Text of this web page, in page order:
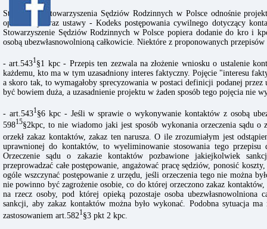
Stanowisko Stowarzyszenia Sędziów Rodzinnych w Polsce odnośnie
opiekuńczy oraz ustawy - Kodeks postępowania cywilnego dotyczący
Stowarzyszenie Sędziów Rodzinnych w Polsce popiera dodanie do kro i
osobą ubezwłasnowolnioną całkowicie. Niektóre z proponowanych
- art.5431§1 kpc - Przepis ten zezwala na złożenie wniosku o ustalenie
każdemu, kto ma w tym uzasadniony interes faktyczny. Pojęcie "interesu
a skoro tak, to wymagałoby sprecyzowania w postaci definicji podanej przez
być bowiem duża, a uzasadnienie projektu w żaden sposób tego pojęcia nie
- art.5431§6 kpc - Jeśli w sprawie o wykonywanie kontaktów z osobą
59815§2kpc, to nie wiadomo jaki jest sposób wykonania orzeczenia sądu
orzekł zakaz kontaktów, zakaz ten narusza. O ile zrozumiałym jest
uprawnionej do kontaktów, to wyeliminowanie stosowania tego
Orzeczenie sądu o zakazie kontaktów pozbawione jakiejkolwiek
przeprowadzać całe postępowanie, angażować pracę sędziów, ponosić
ogóle wszczynać postępowanie z urzędu, jeśli orzeczenia tego nie można
nie powinno być zagrożenie osobie, co do której orzeczono zakaz kontaktów,
na rzecz osoby, pod której opieką pozostaje osoba ubezwłasnowolniona
sankcji, aby zakaz kontaktów można było wykonać. Podobna sytuacja
zastosowaniem art.5821§3 pkt 2 kpc.